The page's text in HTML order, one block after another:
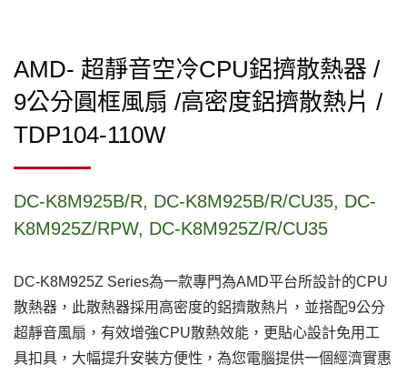
AMD- 超靜音空冷CPU鋁擠散熱器 /
9公分圓框風扇 /高密度鋁擠散熱片 /
TDP104-110W
DC-K8M925B/R, DC-K8M925B/R/CU35, DC-
K8M925Z/RPW, DC-K8M925Z/R/CU35
DC-K8M925Z Series為一款專門為AMD平台所設計的CPU
散熱器，此散熱器採用高密度的鋁擠散熱片，並搭配9公分
超靜音風扇，有效增強CPU散熱效能，更貼心設計免用工
具扣具，大幅提升安裝方便性，為您電腦提供一個經濟實惠